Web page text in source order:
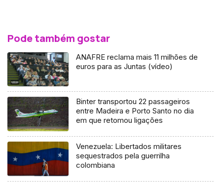
Pode também gostar
ANAFRE reclama mais 11 milhões de
euros para as Juntas (vídeo)
Binter transportou 22 passageiros
entre Madeira e Porto Santo no dia
em que retomou ligações
Venezuela: Libertados militares
sequestrados pela guerrilha
colombiana